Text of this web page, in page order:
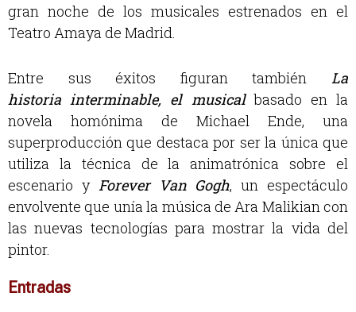
gran noche de los musicales estrenados en el
Teatro Amaya de Madrid.
Entre sus éxitos figuran también La
historia interminable, el musicalbasado en la
novela homónima de Michael Ende, una
superproducción que destaca por ser la única que
utiliza la técnica de la animatrónica sobre el
escenario y Forever Van Gogh, un espectáculo
envolvente que unía la música de Ara Malikian con
las nuevas tecnologías para mostrar la vida del
pintor.
Entradas